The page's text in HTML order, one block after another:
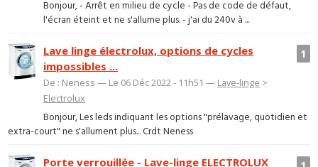
Bonjour, - Arrêt en milieu de cycle - Pas de code de défaut,
l'écran éteint et ne s'allume plus. - j'ai du 240v à ...
1
Lave linge électrolux, options de cycles
impossibles ...
De : Neness — Le 06 Déc 2022 - 11h51 — Lave-linge >
Electrolux
Bonjour, Les leds indiquant les options "prélavage, quotidien et
extra-court" ne s'allument plus... Crdt Neness
Porte verrouillée - Lave-linge ELECTROLUX